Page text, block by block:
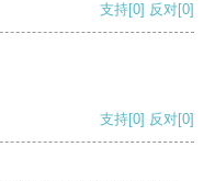
支持[0] 反对[0]
支持[0] 反对[0]